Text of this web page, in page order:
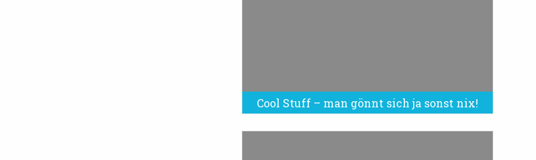
Cool Stuff – man gönnt sich ja sonst nix!